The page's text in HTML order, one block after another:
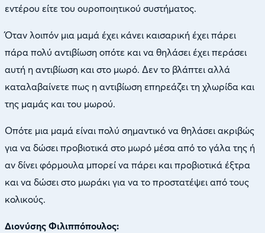
εντέρου είτε του ουροποιητικού συστήματος.
Όταν λοιπόν μια μαμά έχει κάνει καισαρική έχει πάρει
πάρα πολύ αντιβίωση οπότε και να θηλάσει έχει περάσει
αυτή η αντιβίωση και στο μωρό. Δεν το βλάπτει αλλά
καταλαβαίνετε πως η αντιβίωση επηρεάζει τη χλωρίδα και
της μαμάς και του μωρού.
Οπότε μια μαμά είναι πολύ σημαντικό να θηλάσει ακριβώς
για να δώσει προβιοτικά στο μωρό μέσα από το γάλα της ή
αν δίνει φόρμουλα μπορεί να πάρει και προβιοτικά έξτρα
και να δώσει στο μωράκι για να το προστατέψει από τους
κολικούς.
Διονύσης Φιλιππόπουλος: